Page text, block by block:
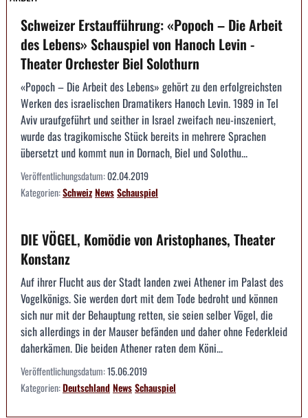
Schweizer Erstaufführung: «Popoch – Die Arbeit
des Lebens» Schauspiel von Hanoch Levin -
Theater Orchester Biel Solothurn
«Popoch – Die Arbeit des Lebens» gehört zu den erfolgreichsten
Werken des israelischen Dramatikers Hanoch Levin. 1989 in Tel
Aviv uraufgeführt und seither in Israel zweifach neu-inszeniert,
wurde das tragikomische Stück bereits in mehrere Sprachen
übersetzt und kommt nun in Dornach, Biel und Solothu...
Veröffentlichungsdatum:02.04.2019
Kategorien:SchweizNewsSchauspiel
DIE VÖGEL, Komödie von Aristophanes, Theater
Konstanz
Auf ihrer Flucht aus der Stadt landen zwei Athener im Palast des
Vogelkönigs. Sie werden dort mit dem Tode bedroht und können
sich nur mit der Behauptung retten, sie seien selber Vögel, die
sich allerdings in der Mauser befänden und daher ohne Federkleid
daherkämen. Die beiden Athener raten dem Köni...
Veröffentlichungsdatum:15.06.2019
Kategorien:DeutschlandNewsSchauspiel